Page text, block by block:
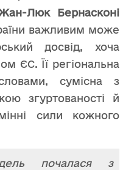
Люк Бернасконі
важливим може
досвід, хоча
ЄС. Її регіональна
сумісна з
згуртованості й
сили кожного
почалася з